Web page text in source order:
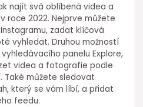
najít svá oblíbená videa a
roce 2022. Nejprve můžete
zadat klíčová
vyhledat. Druhou možností
panelu Explore,
videa a fotografie podle
Také můžete sledovat
který se vám líbí, a přidat
feedu.